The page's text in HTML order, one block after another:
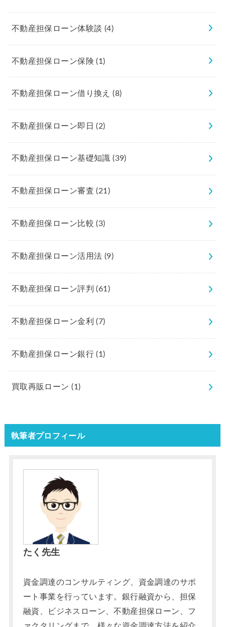
不動産担保ローン体験談 (4)
不動産担保ローン保険(1)
不動産担保ローン借り換え(8)
不動産担保ローン即日(2)
不動産担保ローン基礎知識(39)
不動産担保ローン審査(21)
不動産担保ローン比較(3)
不動産担保ローン活用法 (9)
不動産担保ローン評判(61)
不動産担保ローン金利(7)
不動産担保ローン銀行(1)
買取再販ローン(1)
執筆者プロフィール
たく先生
資金調達のコンサルティング、資金調達のサポ
ート事業を行っています。銀行融資から、担保
融資、ビジネスローン、不動産担保ローン、フ